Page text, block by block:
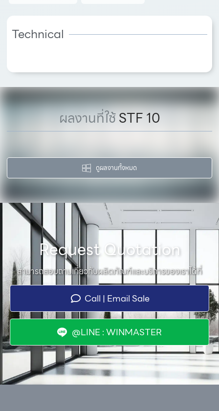
Technical
ผลงานที่ใช้STF 10
ดูผลงานทั้งหมด
Request Quotation
สามารถสอบถามเกี่ยวกับผลิตภัณฑ์และบริการของเราได้ที่
Call | Email Sale
@LINE : WINMASTER